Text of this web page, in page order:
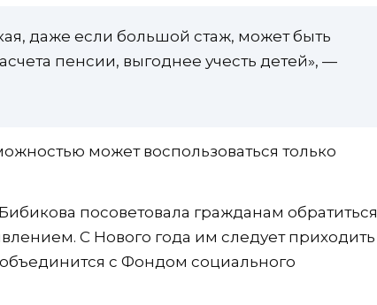
даже если большой стаж, может быть
пенсии, выгоднее учесть детей», —
может воспользоваться только
посоветовала гражданам обратиться
С Нового года им следует приходить
с Фондом социального